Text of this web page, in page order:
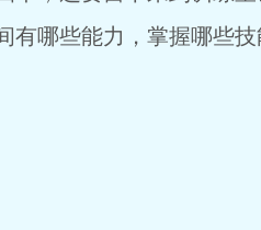
有哪些能力，掌握哪些